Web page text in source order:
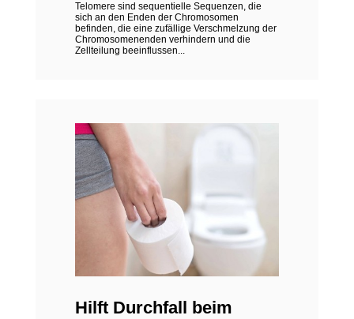
Telomere sind sequentielle Sequenzen, die
sich an den Enden der Chromosomen
befinden, die eine zufällige Verschmelzung der
Chromosomenenden verhindern und die
Zellteilung beeinflussen...
Hilft Durchfall beim